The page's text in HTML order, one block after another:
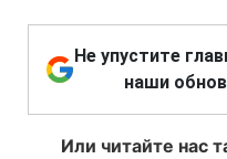
Не упустите
наши
Или читайте нас